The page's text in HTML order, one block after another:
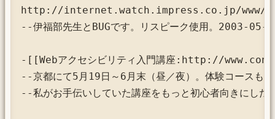
http://internet.watch.impress.co.jp/www/
--伊福部先生とBUGです。リスピーク使用。2003-05-
-[[Webアクセシビリティ入門講座:http://
--京都にて5月19日～6月末（昼／夜）。体験コースも
--私がお手伝いしていた講座をもっと初心者向きにした